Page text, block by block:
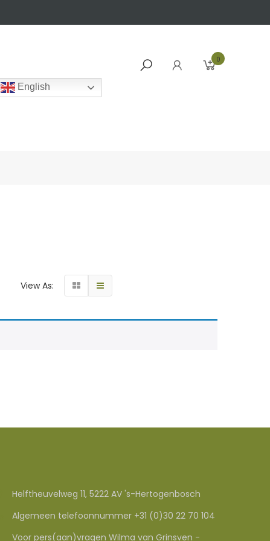
English
0
View As:
Helftheuvelweg 11, 5222 AV 's-Hertogenbosch
Algemeen telefoonnummer +31 (0)30 22 70 104
Voor pers(aan)vragen Wilma van Grinsven -